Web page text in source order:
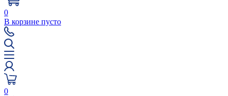
0
В корзине пусто
0